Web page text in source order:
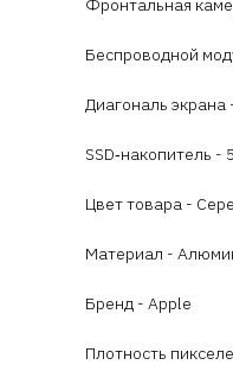
Фронтальная
Беспроводной
Диагональ
SSD‑накопитель -
Цвет товара -
Материал -
Бренд - Apple
Плотность